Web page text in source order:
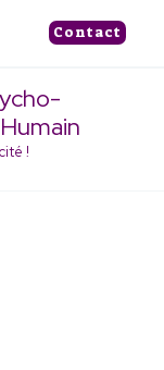
Contact
!